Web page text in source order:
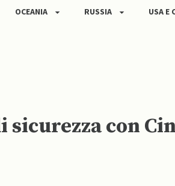
OCEANIA RUSSIA USA E
con